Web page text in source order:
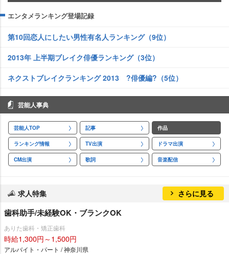
エンタメランキング登場記録
第10回恋人にしたい男性有名人ランキング（9位）
2013年 上半期ブレイク俳優ランキング（3位）
ネクストブレイクランキング 2013 ?俳優編?（5位）
芸能人事典
芸能人TOP 記事 作品
ランキング情報 TV出演 ドラマ出演
CM出演 歌詞 音楽配信
求人特集 さらに見る
歯科助手/未経験OK・ブランクOK
ありた歯科・矯正歯科
時給1,300円～1,500円
アルバイト・パート / 神奈川県